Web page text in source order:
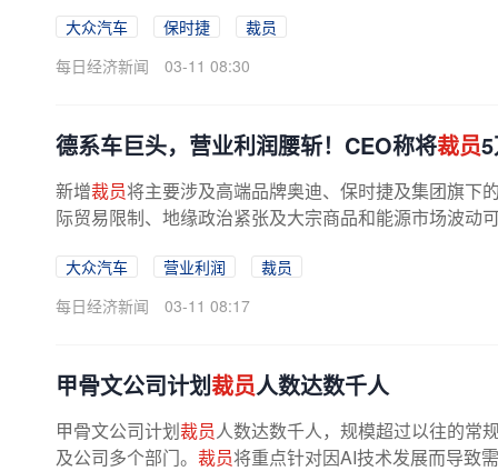
大众汽车 保时捷
裁员
每日经济新闻
03-11 08:30
德系车巨头，营业利润腰斩！CEO称将裁员
新增裁员将主要涉及高端品牌奥迪、保时捷及集团旗下
际贸易限制、地缘政治紧张及大宗商品和能源市场波动
大众汽车 营业利润
裁员
每日经济新闻
03-11 08:17
甲骨文公司计划裁员人数达数千人
甲骨文公司计划裁员人数达数千人，规模超过以往的常
及公司多个部门。 裁员将重点针对因AI技术发展而导致